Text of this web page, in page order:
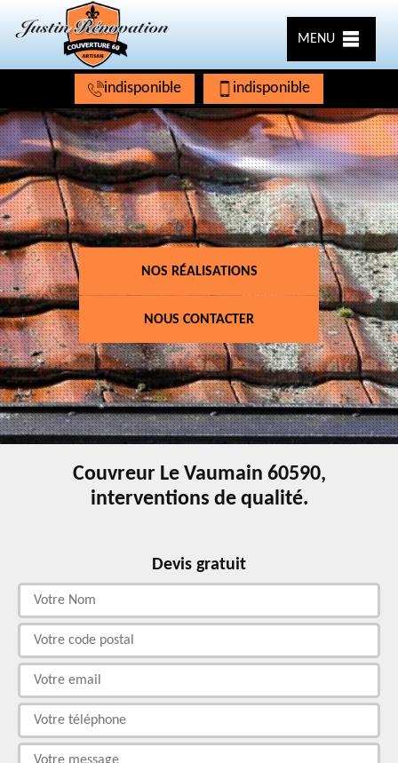
MENU
indisponible indisponible
NOS RÉALISATIONS
NOUS CONTACTER
Couvreur Le Vaumain 60590,
interventions de qualité.
Devis gratuit